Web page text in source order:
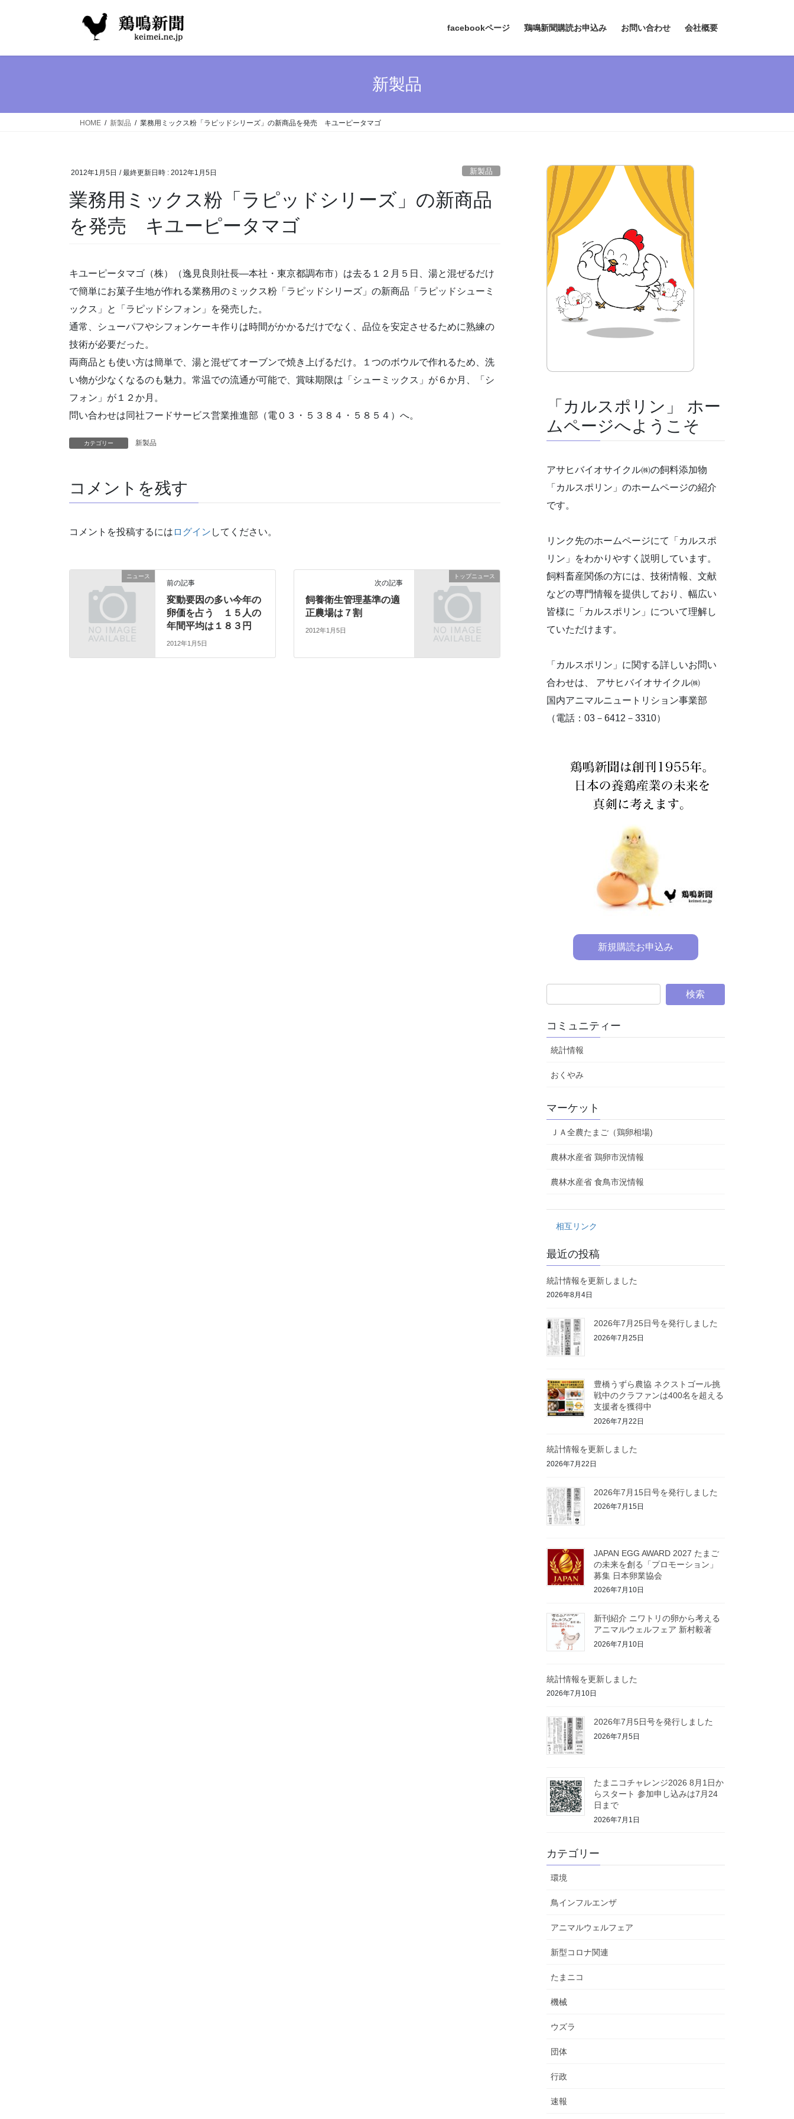
facebookページ 鶏鳴新聞購読お申込み お問い合わせ 会社概要
新製品
HOME 新製品 業務用ミックス粉「ラピッドシリーズ」の新商品を発売 キユーピータマゴ
2012年1月5日 / 最終更新日時 : 2012年1月5日 新製品
業務用ミックス粉「ラピッドシリーズ」の新商品
を発売 キユーピータマゴ
キユーピータマゴ（株）（逸見良則社長―本社・東京都調布市）は去る１２月５日、湯と混ぜるだけ
で簡単にお菓子生地が作れる業務用のミックス粉「ラピッドシリーズ」の新商品「ラピッドシューミ
ックス」と「ラピッドシフォン」を発売した。
通常、シューパフやシフォンケーキ作りは時間がかかるだけでなく、品位を安定させるために熟練の
技術が必要だった。
両商品とも使い方は簡単で、湯と混ぜてオーブンで焼き上げるだけ。１つのボウルで作れるため、洗
い物が少なくなるのも魅力。常温での流通が可能で、賞味期限は「シューミックス」が６か月、「シ
フォン」が１２か月。
問い合わせは同社フードサービス営業推進部（電０３・５３８４・５８５４）へ。
カテゴリー 新製品
コメントを残す
コメントを投稿するには ログイン してください。
ニュース
前の記事
変動要因の多い今年の
卵価を占う １５人の
年間平均は１８３円
2012年1月5日
トップニュース
次の記事
飼養衛生管理基準の適
正農場は７割
2012年1月5日
「カルスポリン」 ホー
ムページへようこそ
アサヒバイオサイクル㈱の飼料添加物
「カルスポリン」のホームページの紹介
です。
リンク先のホームページにて「カルスポ
リン」をわかりやすく説明しています。
飼料畜産関係の方には、技術情報、文献
などの専門情報を提供しており、幅広い
皆様に「カルスポリン」について理解し
ていただけます。
「カルスポリン」に関する詳しいお問い
合わせは、 アサヒバイオサイクル㈱
国内アニマルニュートリション事業部
（電話：03－6412－3310）
新規購読お申込み
コミュニティー
統計情報
おくやみ
マーケット
ＪＡ全農たまご（鶏卵相場)
農林水産省 鶏卵市況情報
農林水産省 食鳥市況情報
相互リンク
最近の投稿
統計情報を更新しました
2026年8月4日
2026年7月25日号を発行しました
2026年7月25日
豊橋うずら農協 ネクストゴール挑
戦中のクラファンは400名を超える
支援者を獲得中
2026年7月22日
統計情報を更新しました
2026年7月22日
2026年7月15日号を発行しました
2026年7月15日
JAPAN EGG AWARD 2027 たまご
の未来を創る「プロモーション」
募集 日本卵業協会
2026年7月10日
新刊紹介 ニワトリの卵から考える
アニマルウェルフェア 新村毅著
2026年7月10日
統計情報を更新しました
2026年7月10日
2026年7月5日号を発行しました
2026年7月5日
たまニコチャレンジ2026 8月1日か
らスタート 参加申し込みは7月24
日まで
2026年7月1日
カテゴリー
環境
鳥インフルエンザ
アニマルウェルフェア
新型コロナ関連
たまニコ
機械
ウズラ
団体
行政
速報